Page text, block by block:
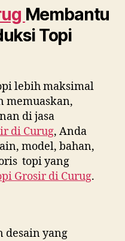
Membantu
Topi
lebih maksimal
memuaskan,
di jasa
di Curug, Anda
model, bahan,
topi yang
Grosir di Curug.
desain yang